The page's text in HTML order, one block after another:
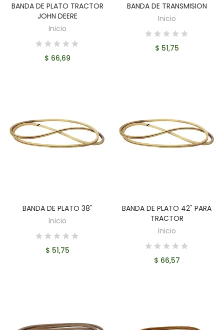
AÑADIR AL CARRITO
BANDA DE PLATO TRACTOR
JOHN DEERE
Inicio
$ 66,69
AÑADIR AL CARRITO
BANDA DE TRANSMISION
Inicio
$ 51,75
AÑADIR AL CARRITO
BANDA DE PLATO 38"
Inicio
$ 51,75
AÑADIR AL CARRITO
BANDA DE PLATO 42" PARA
TRACTOR
Inicio
$ 66,57